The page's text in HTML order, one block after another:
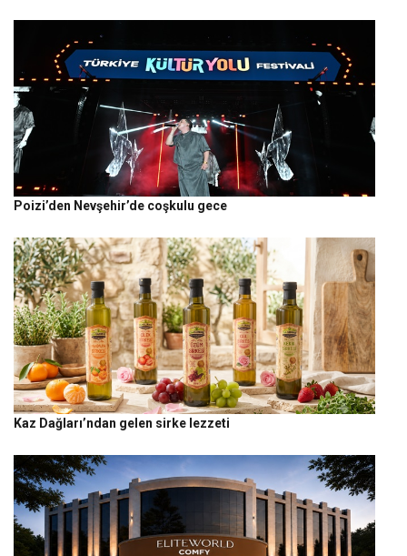
Poizi’den Nevşehir’de coşkulu gece
Kaz Dağları’ndan gelen sirke lezzeti